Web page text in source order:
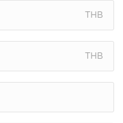
THB
THB